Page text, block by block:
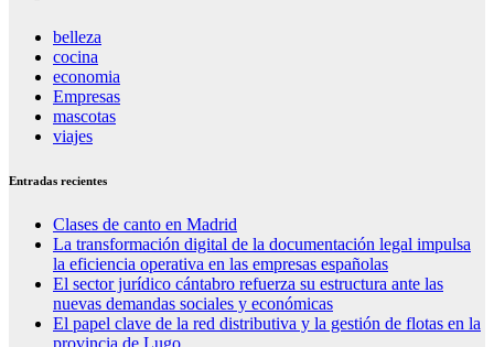
belleza
cocina
economia
Empresas
mascotas
viajes
Entradas recientes
Clases de canto en Madrid
La transformación digital de la documentación legal impulsa
la eficiencia operativa en las empresas españolas
El sector jurídico cántabro refuerza su estructura ante las
nuevas demandas sociales y económicas
El papel clave de la red distributiva y la gestión de flotas en la